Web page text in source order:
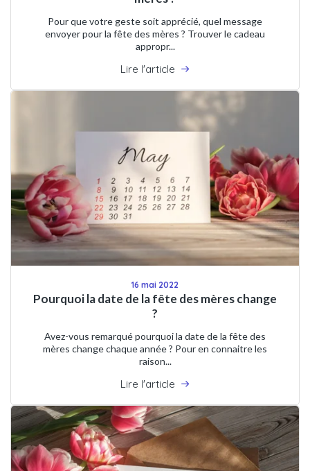
Pour que votre geste soit apprécié, quel message
envoyer pour la fête des mères ? Trouver le cadeau
appropr...
Lire l'article
16 mai 2022
Pourquoi la date de la fête des mères change
?
Avez-vous remarqué pourquoi la date de la fête des
mères change chaque année ? Pour en connaitre les
raison...
Lire l'article